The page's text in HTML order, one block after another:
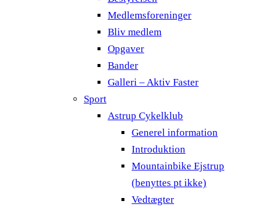
Medlemsforeninger
Bliv medlem
Opgaver
Bander
Galleri – Aktiv Faster
Sport
Astrup Cykelklub
Generel information
Introduktion
Mountainbike Ejstrup
(benyttes pt ikke)
Vedtægter